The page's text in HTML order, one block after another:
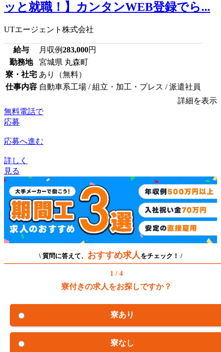
ッと就職！】カンタンWEB登録でら...
UTエージェント株式会社
給与 月収例283,000円
勤務地
宮城県 丸森町
寮・社宅 あり（無料）
仕事内容 自動車系工場 / 組立・加工・プレス / 派遣社員
詳細を表示
無料電話で
応募
応募へ進む
詳しく
見る
\ 質問に答えて、 おすすめ求人 をチェック！ /
1 / 4
寮付きの求人をお探しですか？
寮あり
寮なし